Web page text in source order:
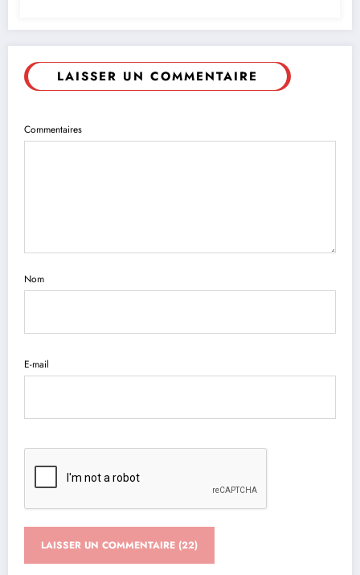
LAISSER UN COMMENTAIRE
Commentaires
Nom
E-mail